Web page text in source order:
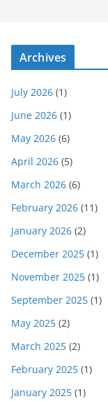
Archives
July 2026 (1)
June 2026 (1)
May 2026 (6)
April 2026 (5)
March 2026 (6)
February 2026 (11)
January 2026 (2)
December 2025 (1)
November 2025 (1)
September 2025 (1)
May 2025 (2)
March 2025 (2)
February 2025 (1)
January 2025 (1)